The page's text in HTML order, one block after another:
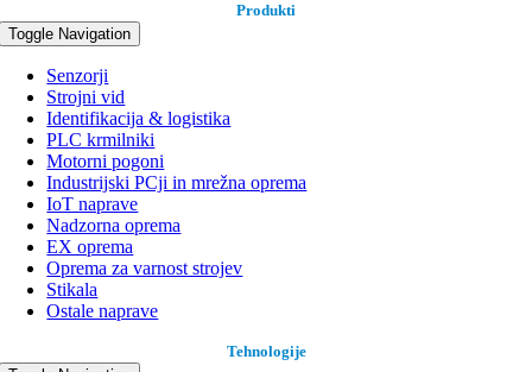
Produkti
Toggle Navigation
Senzorji
Strojni vid
Identifikacija & logistika
PLC krmilniki
Motorni pogoni
Industrijski PCji in mrežna oprema
IoT naprave
Nadzorna oprema
EX oprema
Oprema za varnost strojev
Stikala
Ostale naprave
Tehnologije